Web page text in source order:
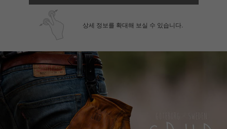
상세 정보를 확대해 보실 수 있습니다.